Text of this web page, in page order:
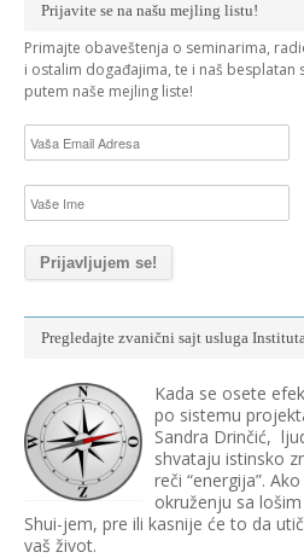
Prijavite se na našu mejling listu!
Primajte obaveštenja o seminarima,
i ostalim događajima, te i naš besplatan
putem naše mejling liste!
Pregledajte zvanični sajt usluga
Kada se osete
po sistemu
Sandra Drinčić,
shvataju istinsko
reči “energija”.
okruženju sa
Shui-jem, pre ili kasnije će to da
vaš život.